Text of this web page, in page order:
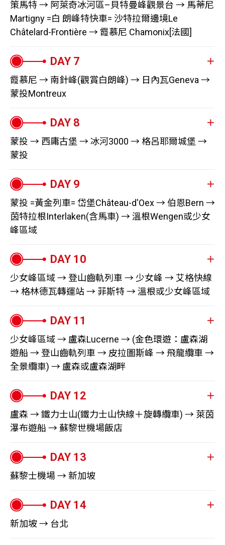
夜宿機上
台北→新加坡約4小時 | 新加坡→蘇黎士約12
時
65公尺，是建橋史上的一大典範。您可把握良機，捕捉此
段鐵路最美的弧線。
優越的地理位置，一年當中有300天以上都是陽光普照的
好天氣，每逢氣候適宜的季節，乾燥的空氣和閃耀的陽光
交相呼應，空氣會似金黃色的氣泡香檳般閃閃發亮，因而
被譽為擁有「香檳天氣」的城市。這裡是高山冬季旅遊的
讓這座城市散發低調而奢華的魅力。
※ 雷蒂亞列車若升等一等艙無須加價
早餐：機上簡餐
午餐：石丹峰景觀餐廳
晚餐：香煎鱒魚套餐
Crystal Hotel 或同級
施坦斯→庫爾約160公里．行程時間：復古
纜車+雙層敞篷纜車約18分鐘 | 雷蒂亞列車
在蒼翠蔥鬱的綠毯上畫下完美的句點。
下了火車，在提拉諾享用道地的傳統義大利料理後，轉搭
巴士開往瑞士南方的渡假勝地盧加諾。坐船遊覽被群山環
醉人神魂。乘著徐徐微風，來到榮獲2016年「瑞士最美小
鎮」冠軍及入選2023年「最佳旅遊鄉村」的莫爾科特，它
在過去曾是繁榮的漁村，中古世紀的建築與街道，散發著
度俯瞰「盧加諾湖畔的珍珠」。傍晚坐巴士回到盧加諾享
用晚餐及休息。
※ 伯尼納列車若升等一等艙無須加價
近城市，敬請見諒
午餐：傳統義大利料理
或同級
科特→盧加諾約12公里．行程時間：伯尼納
列車約2小時 | 盧加諾湖遊船約1小時
到此地的戰略地位，於是開始建造城堡，到了中世紀，商
旅更絡繹不絕的經此處往返米蘭，防禦工事隨之發展成堅
不可摧的長形要塞，直到西元2000年，貝林佐納被列為世
德大城堡，從這裡可以瞭望蒙特貝羅城堡和薩索．科爾巴
洛城堡，矗立在岩石上的三座城堡形成一條最佳防禦線，
居高臨下能將小鎮風光及周遭景色盡收眼底。
三次，曾對這兒作出如此評價：「在我去過的所有地方，
這裡無疑是最親切而令我感興趣的。」 聖歌達隘口山腳下
的烏瑟倫山谷，是瑞士最令人神往的高地山谷之一，山谷
北向山脈的交會處，至此乘坐瑞士最受歡迎的景觀列車－
冰河列車，雖然直譯為冰河快車卻一點兒也不快，平均時
速不到40公里，也被戲稱為「全世界最慢的快車」。全景
的車廂配備超大觀景窗及車頂天窗，使得視野更加廣闊，
多變的景色一幕幕在眼前流動，漫長的車程足以細細品味
為背景的渡假勝地策馬特。
※ 冰河列車若升等一等艙無須加價
(中途需轉車)，並且退費每人NTD2,000，敬請知悉
※ 如遇部分段冰河列車未搭乘，未搭乘部分予以退費，敬
請知悉
※ 如遇旅遊旺季期間，若同一家飯店房數不足，將使用兩
家以上同等級之飯店，敬請知悉
形的山尖上，讓它看起來更像一座金字塔，那是可遇不可
求的機遇，如願以償的那份悸動，絕對讓您永生難忘！
高3,089公尺的葛納格瑞觀景台，除了可以近距離拜見山中
之王，也能眺望瑞士第一高峰杜富爾峰、阿爾卑斯第三長
的葛納冰河，以及29座海拔4,000公尺以上的山峰。倘若
未能見到滿意的馬特洪峰身影也別灰心，Zooom the
VR飛行傘等體驗，足以讓人彌補缺憾。
若天候許可，領隊將帶領大家到利菲爾湖來場微健行，捕
捉馬特洪峰美麗倒影；下午搭火車下山，可自由探訪俗稱
始清新的古樸原貌，愜意慢遊。
※ 6月中旬前，利菲爾湖區因未融雪而無法健行，行程將
改成從Findelbach站健行至策馬特，敬請知悉
※ 若因天候不佳或積雪未融，領隊基於安全考量，可能會
※ 如遇旅遊旺季期間，若同一家飯店房數不足，將使用兩
家以上同等級之飯店，敬請知悉
早餐：飯店自助早餐
晚餐：瓦萊州羊排料理
策馬特 → 阿萊奇冰河區–貝特曼峰觀景台 → 馬蒂尼
Martigny =白 朗峰特快車= 沙特拉爾邊境Le
Châtelard-Frontière → 霞慕尼 Chamonix[法國]
黎明時分，您可再度把握機會守候「日照金山」的自然奇
觀。依依不捨地向馬特洪峰道別，搭上接駁火車，駛離禁
止汽車的策馬特。
半山腰，穿過秀麗的小山城，再搭一段纜車上到2,647公尺
高的貝特曼峰觀景台。近在咫尺的阿萊奇冰河震撼人心，
由三條冰河匯集而成阿爾卑斯最大的冰河，平均闊度1,800
公尺，逶迤綿延23公里，壯麗的冰河蘊藏各種冰河地形，
山及冰河動植物，因此與少女峰、比奇峰地區一同被劃作
世界自然遺產。
午後時光，從馬蒂尼搭乘白朗峰特快車，全程鐵路連通瑞
士與法國，因而兼具景觀與通勤功能，途中景色氣象萬
嘆不已。
抵達瑞法邊境，乘坐巴士繼續開往法國霞慕尼，此地四周
盡是4,000公尺以上的高山圍繞，無怪乎英國知名作家狄更
色，我想像不到世界上能有比它更美的地方。」街道兩旁
花團錦簇，瀰漫著浪漫的法式氣息，市區廣場上有座雕
像，其中高山嚮導Jacques Balmat手指的方向，正是大名
鼎鼎的白朗峰。這邊不僅是攀登白朗峰的起點，也是歐洲
遠近馳名的滑雪勝地，因此遊客如織。
※ 若遇貝特曼峰觀景台未開放，則以霍夫魯觀景台替代；
如果阿萊奇冰河區的觀景台皆未開放，將退纜車票費用，
敬請理解
會改安排住鄰近城市，敬請見諒
霞慕尼 → 南針峰(觀賞白朗峰) → 日內瓦Geneva →
蒙投Montreux
早餐後，精神奕奕的前往目的地－南針峰，搭乘兩段大型
吊纜從海拔1,000公尺左右的霞慕尼，直登3,842公尺的南
針峰觀景台，拜當地政府的創新科技技術，這段2,700公尺
僅8公里，為最佳的觀賞點。不僅能欣賞西歐屋脊－白朗
峰高聳入雲的景致，更可以360度全視野俯視法國、瑞士
與義大利連綿不斷的高山群景致。推薦您的是2013年開放
的新設施－舞入真空 (Le Pas Dans la Vide)，身處於懸空
1,000公尺高的透明玻璃帷幕中，挑戰自我、體驗居高臨下
午餐後，驅車前往瑞士第二大城、亦是聯合國歐洲總部所
在地的日內瓦。位處於阿爾卑斯群峰包圍的和平之都，偶
而可見蒸氣遊輪往返湖間。之後前往聯合國總部前，遠眺
表作－斷腿的木椅，昭告世人地雷的殺傷力，提醒我們遠
離戰爭。
隨後前往日內瓦湖畔最美麗的城市，爵士樂的故鄉－蒙
投。今晚夜宿蒙投。
冰河列車，敬請包涵
※ 大噴泉每年3-10月份開放；刮西北風時，為避免水柱吹
向岸邊，大噴泉會暫停噴射，敬請知悉
排住鄰近城市，敬請見諒
蒙投 → 西庸古堡 → 冰河3000 → 格呂耶爾城堡 →
蒙投
今日造訪瑞士最負盛名的城堡-西庸古堡，這座古堡屹立在
日內瓦湖畔凸出的岩石小島上，從遠處望去，恍如漂浮在
湖面上，看起來越發詩情畫意。此處曾用作監獄，被譽為
「史上最美的監獄」，後因英國浪漫主義詩人拜倫的著名
大噪，此後搖身一變成了遊客紛至沓來的觀光景點。
隨後從皮永山口搭乘可容納125人的大型纜車，僅需短短
15分鐘，便能到達3,000公尺高的山巔，映入眼簾的是純
白的冰天雪地，讓人不禁欣喜若狂。駐足在冰河3000的多
名的設施莫過於全球首座橫跨雙峰之間的天梭巔峰步道，
您可以挑戰走過驚險刺激的高空懸索吊橋。
最後遊覽座落在一片綠意盎然山丘上的格呂耶爾城堡，其
紅色的屋瓦，使它顯得更加脫穎而出。這座13世紀城堡的
築藝術、歷史及文化。
蒙投 =黃金列車= 岱堡Château-d'Oex → 伯恩Bern →
茵特拉根Interlaken(含馬車) → 溫根Wengen或少女
峰區域
早晨搭上新創之底盤可變軌距的黃金列車，所行走之路線
顧名思義便是「黃金路線」。世界第一台擁有天窗的景觀
列車，即是行駛在這條「夢幻橫斷路線」上，集瑞士精華
抵達以熱氣球聞名的岱堡，隨後前往首都伯恩。它位於瑞
士的心臟地帶，在制高點玫瑰花園，可以一窺被阿勒河三
面圍繞的古城全貌，見證文壇大師歌德所頌揚「親眼所見
最漂亮的城市」。據說建城者以他第一隻狩獵到的動物－
熊，為城市命名，伯恩在德語意即＂熊＂，從此以後
造了熊公園，在此您有機會能看到棕熊慵懶的身影。跨越
拱橋，走進被列為世界文化遺產的舊城區，引人注目的
是，大街上有上百座造型各具特色、主題各不相同的立柱
都」。地標伯恩大教堂，是瑞士境內最高的教堂，不管是
大門上方《最後的審判》、教堂內部的管風琴，還是光彩
地標時鐘塔，每逢整點報時，天文鐘旁的人偶動物會輪流
出來表演，吸引遊人駐足觀賞。
接續來到通往少女峰的重要門戶茵特拉根，原文的意思為
少女峰區域 → 登山齒軌列車 → 少女峰 → 艾格快線
→ 格林德瓦轉運站 → 菲斯特 → 溫根或少女峰區域
今天趁早登上有歐洲屋脊之稱的少女峰觀景台，盡享其宏
偉壯闊的絢麗風光。首先乘坐自1912年開通的百年登山齒
軌列車前往歐洲海拔最高的火車站，全長12公里的少女峰
鐵道穿越堅硬的花崗岩壁。少女峰觀景台猶如一座擁有眾
的斯芬克斯高台最受青睞，站在高台上，全長23.6公里的
阿萊奇冰河就在腳底下，天氣晴朗時，肉眼依稀可見到法
國、德國與義大利的雄偉山峰；冰宮也是必遊景點之一，
踏入絢爛奪目的冰宮內，親自體驗萬年冰川的特有魅力並
邊享受被群山擁抱的美景，同時享受午餐。午餐後搭2020
年甫新建完成的艾格快線，以現代高科技纜車只需15分鐘
下山後轉往海拔2,168公尺的菲斯特纜車站，菲斯特每年吸
引了全球無數的遊客前來一睹艾格峰北坡的壯麗風采。接
少女峰區域 → 盧森Lucerne → (金色環遊：盧森湖
遊船 → 登山齒軌列車 → 皮拉圖斯峰 → 飛龍纜車 →
全景纜車) → 盧森或盧森湖畔
經過一晚的休息，帶著滿滿的朝氣前往盧森展開由瑞士官
方認證：最精華的金色環遊。首先從盧森碼頭搭乘大型遊
船橫越盧森湖，抵達阿爾納斯特小鎮。下船後轉乘世界最
觀賞一望無際的阿爾卑斯山脈美景。登山齒軌列車
(Cogwheel Railway)蜿蜒而上，前段風景以清新的阿爾卑
斯野花妝點於綠意盎然的草原與茂密的杉樹叢林，中段遠
岩壁，讓您深刻感受瑞士鐵道的工藝建造技術與秀麗山水
的景致。下山時，首先體驗可搭60人，暱稱雲霄飛龍的高
盧森 → 鐵力士山(鐵力士山快線＋旋轉纜車) → 萊茵
瀑布遊船 → 蘇黎世機場飯店
今晨，途經有「天使之城」美名的英格堡山岳小鎮，走訪
中部阿爾卑斯山的皇冠－鐵力士山，搭乘2016年全新改版
登上最高峰鐵力士山，體驗純白世界。鐵力士山之旅，最
大的亮點是懸掛在高空中歷時5分鐘的旋轉纜車以360度緩
緩的旋轉一圈，您只要靜靜的站在纜車裡，就能輕鬆飽覽
蘇黎士機場 → 新加坡
早餐過後，依依不捨的帶著滿滿的美好回憶揮別與瑞士難
忘的邂逅，驅車前往蘇黎士機場，搭機前往新加坡轉機。
新加坡 → 台北